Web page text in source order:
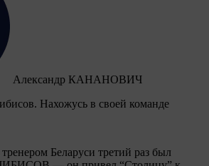
Александр КАНАНОВИЧ
Нахожусь в своей команде
Беларуси третий раз был